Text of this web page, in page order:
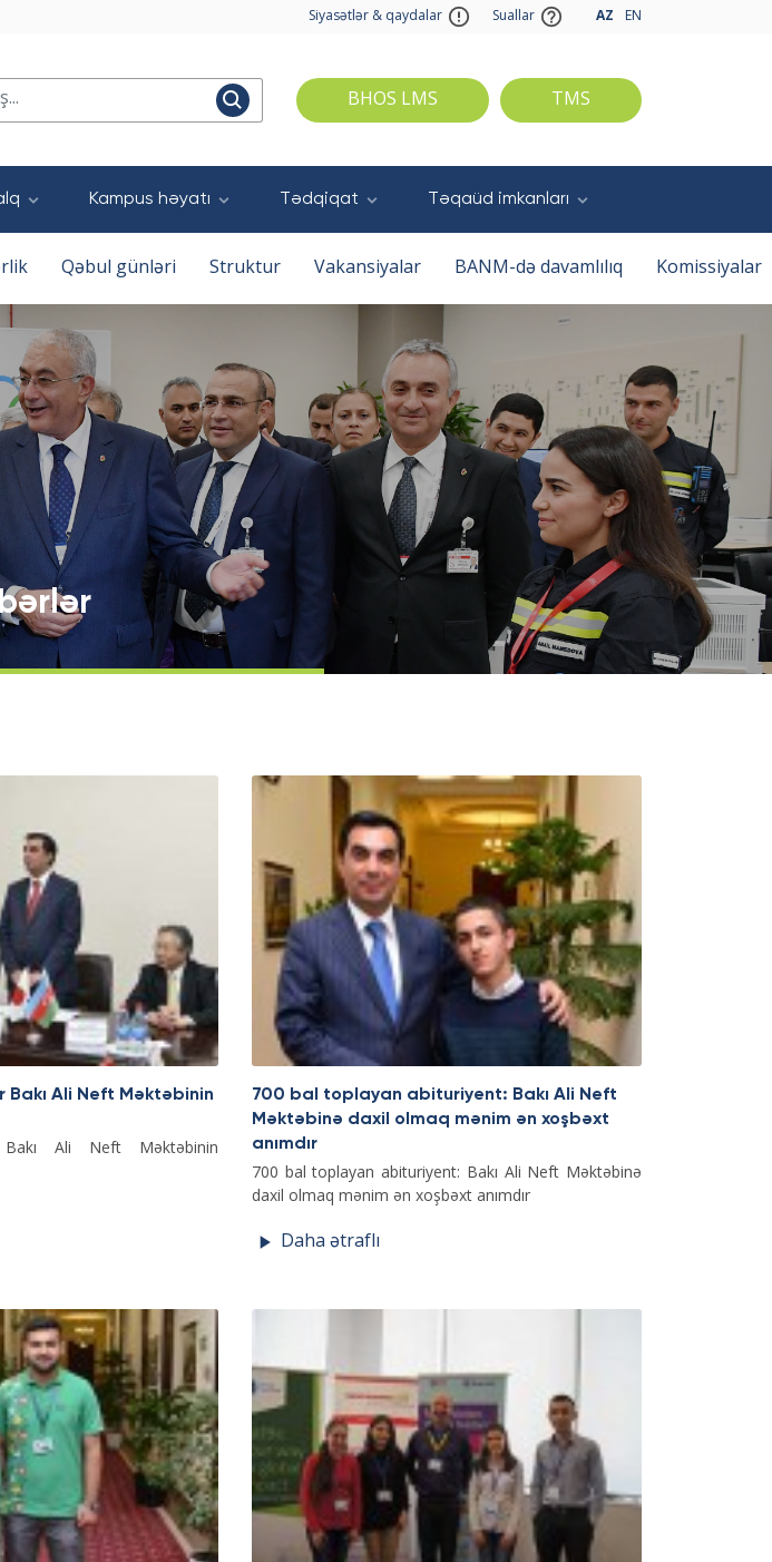
Siyasətlər & qaydalar Suallar AZ EN
BHOS LMS TMS
Qəbul günləri Struktur Vakansiyalar BANM-də davamlılıq Komissiyalar
Kampus həyatı Tədqiqat Təqaüd imkanları
Bakı Ali Neft Məktəbinin
Bakı Ali Neft Məktəbinin
700 bal toplayan abituriyent: Bakı Ali Neft
Məktəbinə daxil olmaq mənim ən xoşbəxt
anımdır
700 bal toplayan abituriyent: Bakı Ali Neft Məktəbinə
daxil olmaq mənim ən xoşbəxt anımdır
Daha ətraflı